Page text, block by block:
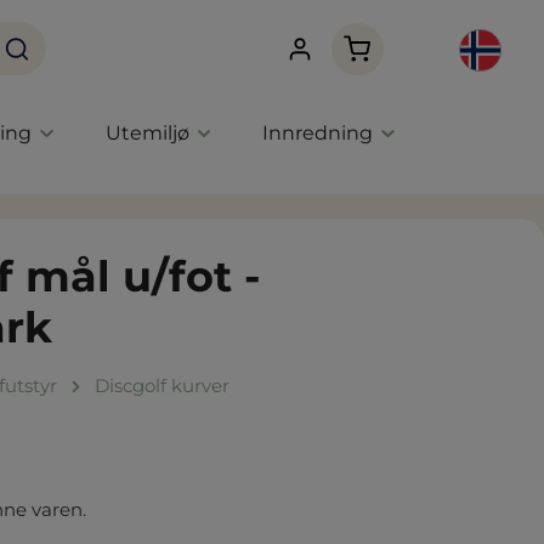
Handlekurven
Utemiljø Innredning
mål u/fot -
Discgolf kurver
varen.